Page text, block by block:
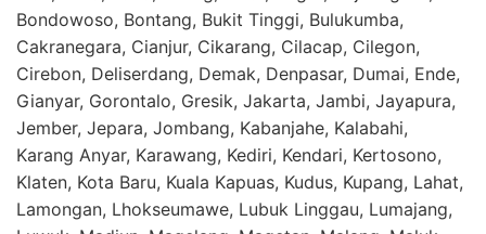
Bondowoso, Bontang, Bukit Tinggi, Bulukumba,
Cakranegara, Cianjur, Cikarang, Cilacap, Cilegon,
Cirebon, Deliserdang, Demak, Denpasar, Dumai, Ende,
Gianyar, Gorontalo, Gresik, Jakarta, Jambi, Jayapura,
Jember, Jepara, Jombang, Kabanjahe, Kalabahi,
Karang Anyar, Karawang, Kediri, Kendari, Kertosono,
Klaten, Kota Baru, Kuala Kapuas, Kudus, Kupang, Lahat,
Lamongan, Lhokseumawe, Lubuk Linggau, Lumajang,